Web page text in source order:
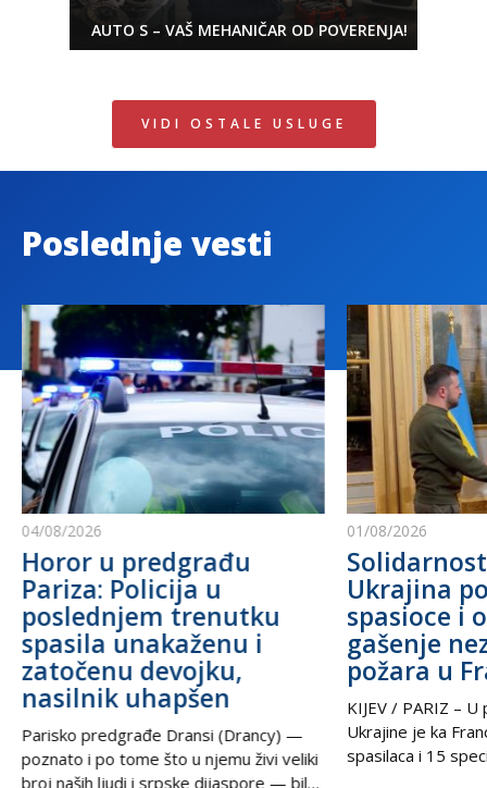
AUTO S – VAŠ MEHANIČAR OD POVERENJA!
VIDI OSTALE USLUGE
Poslednje vesti
04/08/2026
Horor u predgrađu
Pariza: Policija u
poslednjem trenutku
spasila unakaženu i
zatočenu devojku,
nasilnik uhapšen
Parisko predgrađe Dransi (Drancy) —
poznato i po tome što u njemu živi veliki
broj naših ljudi i srpske dijaspore — bilo
01/08/2026
Ukrajina
spasioce i
gašenje
požara u
KIJEV / PARIZ –
Ukrajine je ka
spasilaca i 15